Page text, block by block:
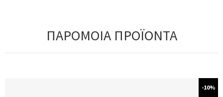
ΠΑΡΟΜΟΙΑ ΠΡΟΪΟΝΤΑ
-10%